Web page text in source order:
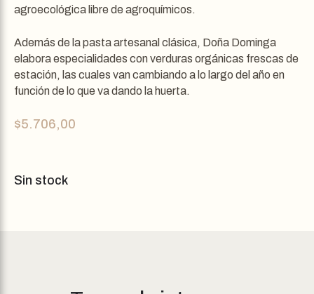
agroecológica libre de agroquímicos.
Además de la pasta artesanal clásica, Doña Dominga
elabora especialidades con verduras orgánicas frescas de
estación, las cuales van cambiando a lo largo del año en
función de lo que va dando la huerta.
$5.706,00
Sin stock